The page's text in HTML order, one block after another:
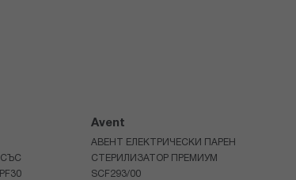
СЪС
Avent
АВЕНТ ЕЛЕКТРИЧЕСКИ ПАРЕН
СТЕРИЛИЗАТОР ПРЕМИУМ
SCF293/00